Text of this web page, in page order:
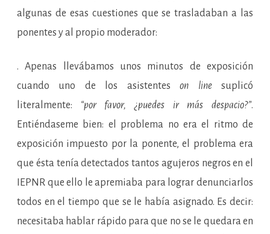
algunas de esas cuestiones que se trasladaban a las
ponentes y al propio moderador:
. Apenas llevábamos unos minutos de exposición
cuando uno de los asistenteson linesuplicó
literalmente: “por favor, ¿puedes ir más despacio?”.
Entiéndaseme bien: el problema no era el ritmo de
exposición impuesto por la ponente, el problema era
que ésta tenía detectados tantos agujeros negros en el
IEPNR que ello le apremiaba para lograr denunciarlos
todos en el tiempo que se le había asignado. Es decir:
necesitaba hablar rápido para que no se le quedara en